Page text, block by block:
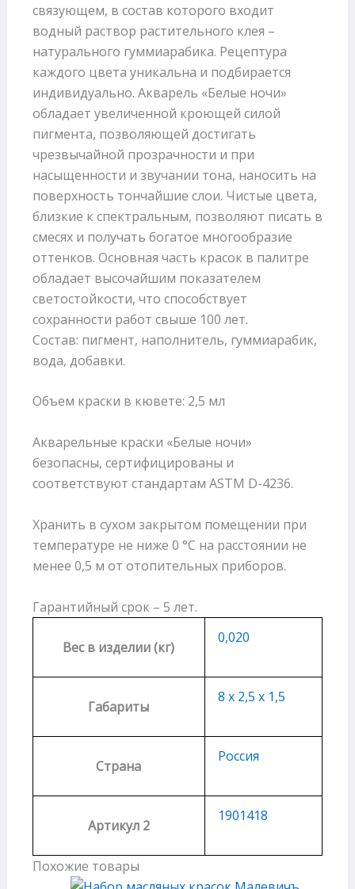
связующем, в состав которого входит
водный раствор растительного клея –
натурального гуммиарабика. Рецептура
каждого цвета уникальна и подбирается
индивидуально. Акварель «Белые ночи»
обладает увеличенной кроющей силой
пигмента, позволяющей достигать
чрезвычайной прозрачности и при
насыщенности и звучании тона, наносить на
поверхность тончайшие слои. Чистые цвета,
близкие к спектральным, позволяют писать в
смесях и получать богатое многообразие
оттенков. Основная часть красок в палитре
обладает высочайшим показателем
светостойкости, что способствует
сохранности работ свыше 100 лет.
Состав: пигмент, наполнитель, гуммиарабик,
вода, добавки.
Объем краски в кювете: 2,5 мл
Акварельные краски «Белые ночи»
безопасны, сертифицированы и
соответствуют стандартам ASTM D-4236.
Хранить в сухом закрытом помещении при
температуре не ниже 0 °С на расстоянии не
менее 0,5 м от отопительных приборов.
Гарантийный срок – 5 лет.
Вес в изделии (кг)
0,020
Габариты
8 х 2,5 х 1,5
Страна
Россия
Артикул 2
1901418
Похожие товары